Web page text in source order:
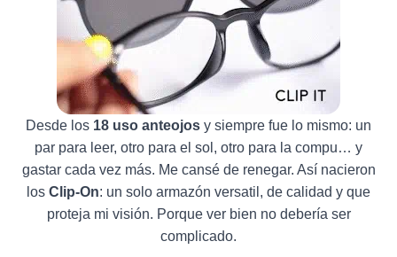
Desde los 18 uso anteojos y siempre fue lo mismo: un
par para leer, otro para el sol, otro para la compu… y
gastar cada vez más. Me cansé de renegar. Así nacieron
los Clip-On: un solo armazón versatil, de calidad y que
proteja mi visión. Porque ver bien no debería ser
complicado.